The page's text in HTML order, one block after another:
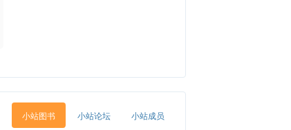
小站成员
小站论坛
小站图书